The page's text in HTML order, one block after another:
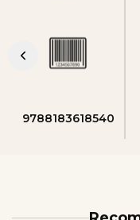
9788183618540